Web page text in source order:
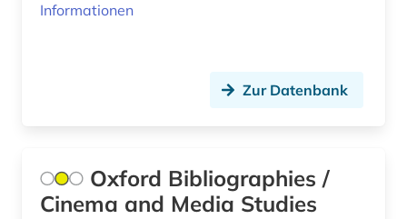
fid slawistik (1)
Informationen
Zur Datenbank
Oxford Bibliographies /
Cinema and Media Studies